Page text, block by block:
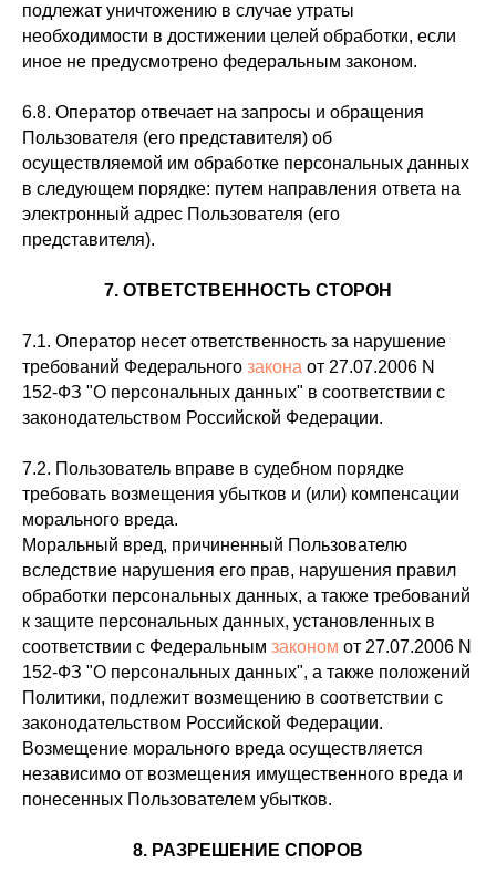
подлежат уничтожению в случае утраты
необходимости в достижении целей обработки, если
иное не предусмотрено федеральным законом.
6.8. Оператор отвечает на запросы и обращения
Пользователя (его представителя) об
осуществляемой им обработке персональных данных
в следующем порядке: путем направления ответа на
электронный адрес Пользователя (его
представителя).
7. ОТВЕТСТВЕННОСТЬ СТОРОН
7.1. Оператор несет ответственность за нарушение
требований Федерального закона от 27.07.2006 N
152-ФЗ "О персональных данных" в соответствии с
законодательством Российской Федерации.
7.2. Пользователь вправе в судебном порядке
требовать возмещения убытков и (или) компенсации
морального вреда.
Моральный вред, причиненный Пользователю
вследствие нарушения его прав, нарушения правил
обработки персональных данных, а также требований
к защите персональных данных, установленных в
соответствии с Федеральным законом от 27.07.2006 N
152-ФЗ "О персональных данных", а также положений
Политики, подлежит возмещению в соответствии с
законодательством Российской Федерации.
Возмещение морального вреда осуществляется
независимо от возмещения имущественного вреда и
понесенных Пользователем убытков.
8. РАЗРЕШЕНИЕ СПОРОВ